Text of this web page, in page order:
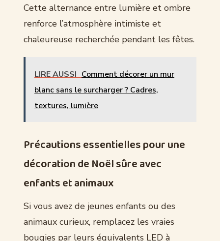
Cette alternance entre lumière et ombre
renforce l’atmosphère intimiste et
chaleureuse recherchée pendant les fêtes.
LIRE AUSSI Comment décorer un mur
blanc sans le surcharger ? Cadres,
textures, lumière
Précautions essentielles pour une
décoration de Noël sûre avec
enfants et animaux
Si vous avez de jeunes enfants ou des
animaux curieux, remplacez les vraies
bougies par leurs équivalents LED à